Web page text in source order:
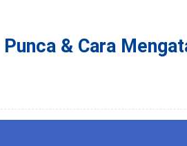
& Cara